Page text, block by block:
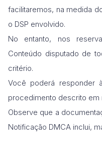
facilitaremos, na medida
o DSP envolvido.
No entanto, nos
Conteúdo disputado de
critério.
Você poderá responder
procedimento descrito em
Observe que a
Notificação DMCA inclui,